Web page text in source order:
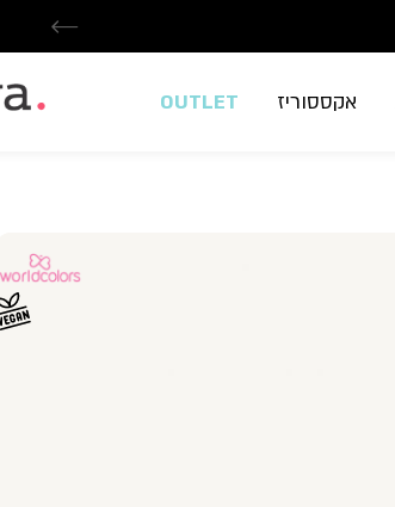
אקססוריז OUTLET